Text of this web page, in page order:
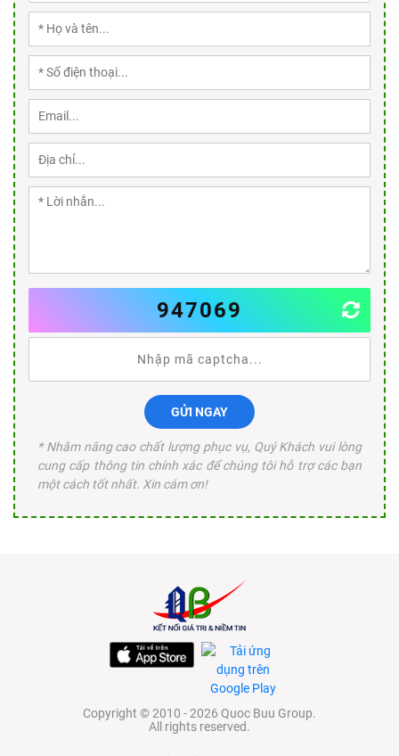
947069
GỬI NGAY
* Nhằm nâng cao chất lượng phục vụ, Quý Khách vui lòng
cung cấp thông tin chính xác để chúng tôi hỗ trợ các bạn
một cách tốt nhất. Xin cám ơn!
Copyright © 2010 - 2026 Quoc Buu Group.
All rights reserved.